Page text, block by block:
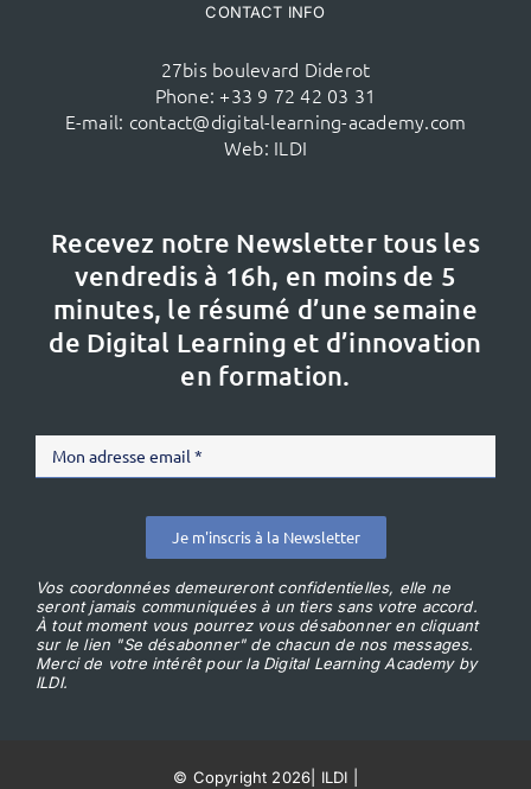
CONTACT INFO
27bis boulevard Diderot
Phone: +33 9 72 42 03 31
E-mail: contact@digital-learning-academy.com
Web: ILDI
Recevez notre Newsletter tous les
vendredis à 16h, en moins de 5
minutes, le résumé d’une semaine
de Digital Learning et d’innovation
en formation.
Je m'inscris à la Newsletter
Vos coordonnées demeureront confidentielles, elle ne
seront jamais communiquées à un tiers sans votre accord.
À tout moment vous pourrez vous désabonner en cliquant
sur le lien "Se désabonner" de chacun de nos messages.
Merci de votre intérêt pour la Digital Learning Academy by
ILDI.
© Copyright 2026 ILDI